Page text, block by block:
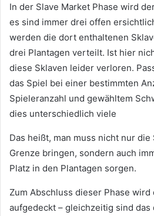
In der Slave Market Phase wird
es sind immer drei offen
werden die dort enthaltenen
drei Plantagen verteilt. Ist hier
diese Sklaven leider verloren.
das Spiel bei einer bestimmten
Spieleranzahl und gewähltem
dies unterschiedlich viele
Das heißt, man muss nicht nur die
Grenze bringen, sondern auch
Platz in den Plantagen sorgen.
Zum Abschluss dieser Phase
aufgedeckt – gleichzeitig sind